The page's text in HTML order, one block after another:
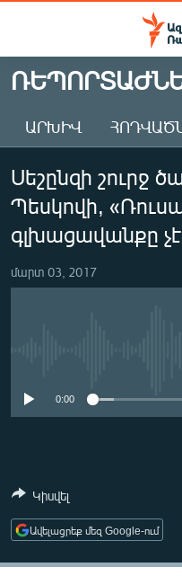
Մատչելիության
Անցնել
հիմնական
Անցնել
հիմնական
մենյուին
Որոնում
ԱԶԱՏՈՒԹՅՈՒՆ TV
ՀԱՅԱՍՏԱՆ
ԸՆՏՐՈՒԹՅՈՒՆՆԵՐ
ԻՐԱՎՈՒՆՔ
ՏՆՏԵՍՈՒԹՅՈՒՆ
ՄԻՋԱԶԳԱՅԻՆ
ՄԵԿՆԱԲԱՆՈՒԹՅՈՒՆ
ՏՏ ԵՒ ԻՆՏԵՐՆԵՏ
ԱՐԽԻՎ
Սեշընզի շուրջ
Պեսկովի,
գլխացավանքը
մարտ 03, 2017
0:00
Կիսվել
Ավելացրեք մեզ Google-ում